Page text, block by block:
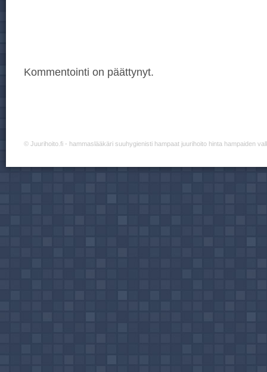
Kommentointi on päättynyt.
© Juurihoito.fi - hammaslääkäri suuhygienisti hampaat juurihoito hinta hampaiden